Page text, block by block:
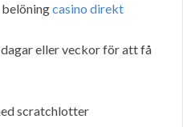
casino direkt
eller veckor för att få
scratchlotter